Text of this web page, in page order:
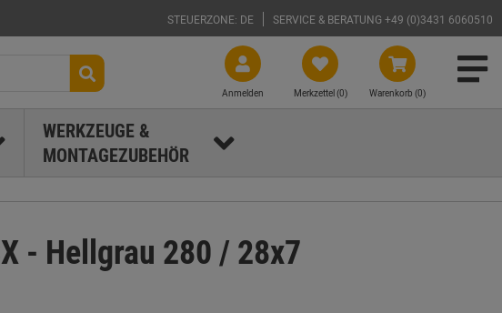
STEUERZONE: DE SERVICE & BERATUNG +49 (0)3431 6060510
Warenkorb (0)
Merkzettel (0)
Anmelden
WERKZEUGE &
MONTAGEZUBEHÖR
- Hellgrau 280 / 28x7